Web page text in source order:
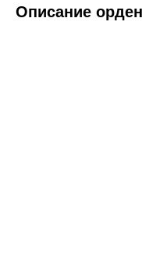
Описание